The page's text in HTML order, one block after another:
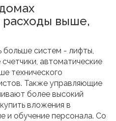
расходы выше,
больше систем - лифты,
автоматические
технического
Также управляющие
более высокий
вложения в
и обучение персонала. Со